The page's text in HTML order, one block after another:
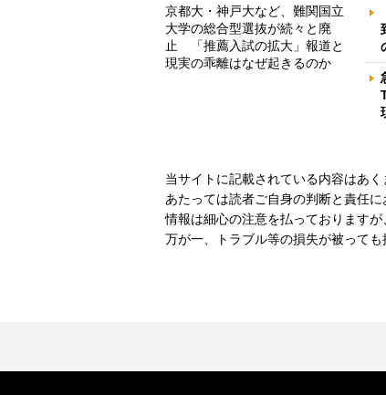
京都大・神戸大など、難関国立
大学の総合型選抜が続々と廃
止 「推薦入試の拡大」報道と
現実の乖離はなぜ起きるのか
当サイトに記載されている内容はあ
あたっては読者ご自身の判断と責任
情報は細心の注意を払っております
万が一、トラブル等の損失が被って